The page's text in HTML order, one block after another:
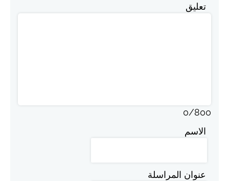
تعليق
0/800
الاسم
عنوان المراسلة